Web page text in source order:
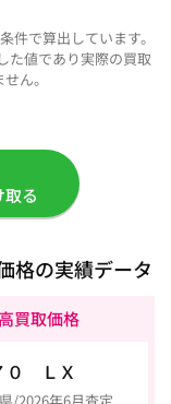
で算出しています。
た値であり実際の買取
ん。
る
格の実績データ
買取価格
０ ＬＸ